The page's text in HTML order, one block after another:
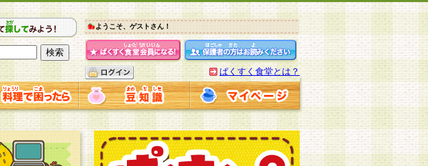
ようこそ、ゲストさん！
ぱくすく食堂とは？